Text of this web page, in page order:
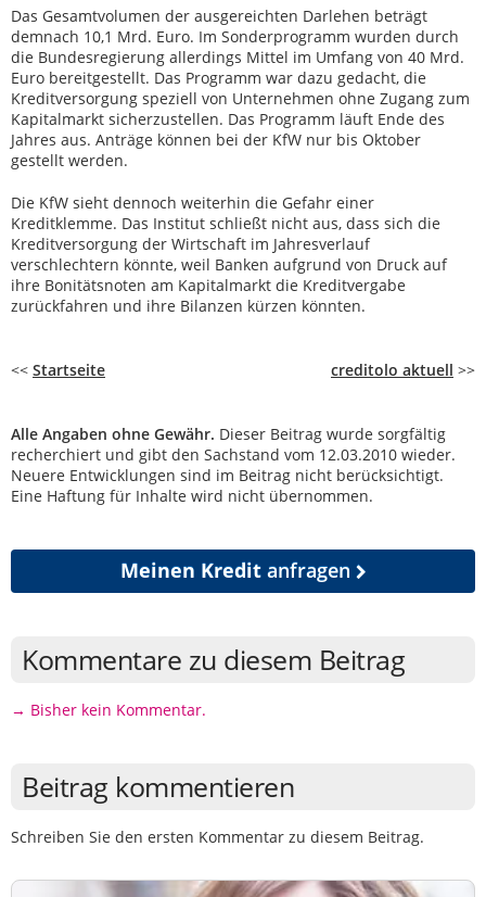
Das Gesamtvolumen der ausgereichten Darlehen beträgt
demnach 10,1 Mrd. Euro. Im Sonderprogramm wurden durch
die Bundesregierung allerdings Mittel im Umfang von 40 Mrd.
Euro bereitgestellt. Das Programm war dazu gedacht, die
Kreditversorgung speziell von Unternehmen ohne Zugang zum
Kapitalmarkt sicherzustellen. Das Programm läuft Ende des
Jahres aus. Anträge können bei der KfW nur bis Oktober
gestellt werden.
Die KfW sieht dennoch weiterhin die Gefahr einer
Kreditklemme. Das Institut schließt nicht aus, dass sich die
Kreditversorgung der Wirtschaft im Jahresverlauf
verschlechtern könnte, weil Banken aufgrund von Druck auf
ihre Bonitätsnoten am Kapitalmarkt die Kreditvergabe
zurückfahren und ihre Bilanzen kürzen könnten.
<< Startseite creditolo aktuell >>
Alle Angaben ohne Gewähr. Dieser Beitrag wurde sorgfältig
recherchiert und gibt den Sachstand vom 12.03.2010 wieder.
Neuere Entwicklungen sind im Beitrag nicht berücksichtigt.
Eine Haftung für Inhalte wird nicht übernommen.
Meinen Kreditanfragen
Kommentare zu diesem Beitrag
→ Bisher kein Kommentar.
Beitrag kommentieren
Schreiben Sie den ersten Kommentar zu diesem Beitrag.